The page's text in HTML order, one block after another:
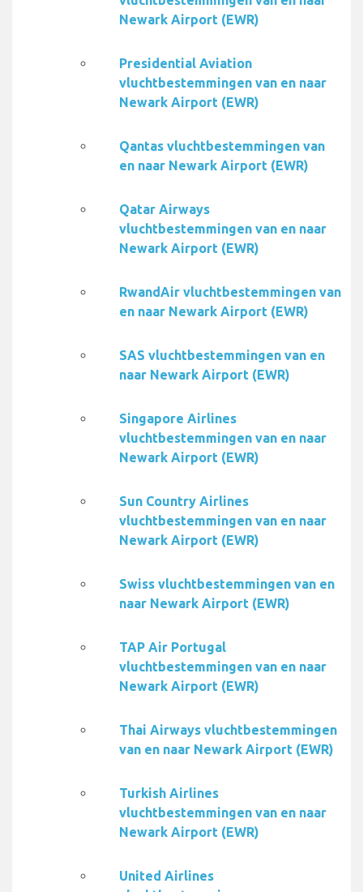
Newark Airport (EWR)
Presidential Aviation
vluchtbestemmingen van en naar
Newark Airport (EWR)
Qantas vluchtbestemmingen van
en naar Newark Airport (EWR)
Qatar Airways
vluchtbestemmingen van en naar
Newark Airport (EWR)
RwandAir vluchtbestemmingen van
en naar Newark Airport (EWR)
SAS vluchtbestemmingen van en
naar Newark Airport (EWR)
Singapore Airlines
vluchtbestemmingen van en naar
Newark Airport (EWR)
Sun Country Airlines
vluchtbestemmingen van en naar
Newark Airport (EWR)
Swiss vluchtbestemmingen van en
naar Newark Airport (EWR)
TAP Air Portugal
vluchtbestemmingen van en naar
Newark Airport (EWR)
Thai Airways vluchtbestemmingen
van en naar Newark Airport (EWR)
Turkish Airlines
vluchtbestemmingen van en naar
Newark Airport (EWR)
United Airlines